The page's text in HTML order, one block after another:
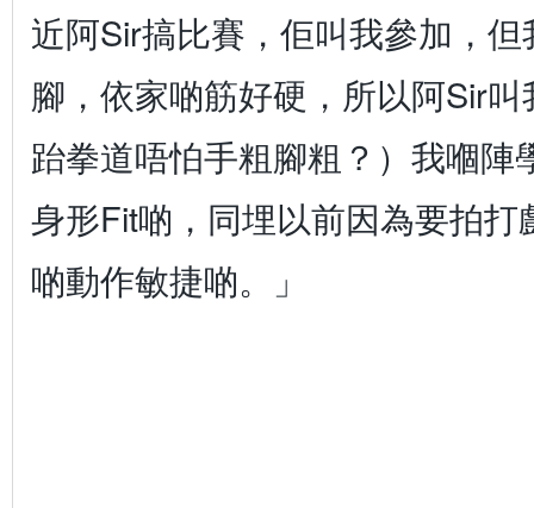
近阿Sir搞比賽，佢叫我參加，
腳，依家啲筋好硬，所以阿Sir
跆拳道唔怕手粗腳粗？）我嗰陣
身形Fit啲，同埋以前因為要拍打
啲動作敏捷啲。」